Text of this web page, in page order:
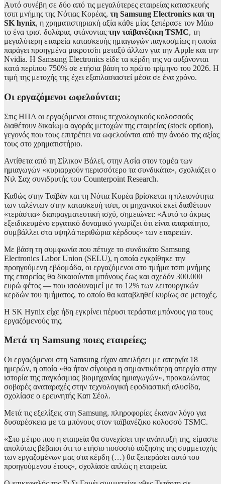
Αυτό συνέβη σε δύο από τις μεγαλύτερες εταιρείας κατασκευής
τσιπ μνήμης της Νότιας Κορέας, τη Samsung Electronics και τη
SK hynix, η χρηματιστηριακή αξία κάθε μίας ξεπέρασε τον Μάιο
το ένα τρισ. δολάρια, φτάνοντας την ταϊβανέζικη TSMC, τη
μεγαλύτερη εταιρεία κατασκευής ημιαγωγών παγκοσμίως η οποία
παράγει προηγμένα μικροτσίπ μεταξύ άλλων για την Apple και την
Nvidia. Η Samsung Electronics είδε τα κέρδη της να αυξάνονται
κατά περίπου 750% σε ετήσια βάση το πρώτο τρίμηνο του 2026. Η
τιμή της μετοχής της έχει εξαπλασιαστεί μέσα σε ένα χρόνο.
Οι εργαζόμενοι ωφελούνται;
Στις ΗΠΑ οι εργαζόμενοι στους τεχνολογικούς κολοσσούς
διαθέτουν δικαίωμα αγοράς μετοχών της εταιρείας (stock option),
γεγονός που τους επιτρέπει να ωφελούνται από την άνοδο της αξίας
τους στο χρηματιστήριο.
Αντίθετα από τη Σίλικον Βάλεϊ, στην Ασία στον τομέα των
ημιαγωγών «κυριαρχούν περισσότερο τα συνδικάτα», σχολιάζει ο
Νιλ Σαχ συνιδρυτής του Counterpoint Research.
Καθώς στην Ταϊβάν και τη Νότια Κορέα βρίσκεται η πλειονότητα
των ταλέντων στην κατασκευή τσιπ, οι μηχανικοί εκεί διαθέτουν
«τεράστια» διαπραγματευτική ισχύ, σημειώνει: «Αυτό το άκρως
εξειδικευμένο εργατικό δυναμικό γνωρίζει ότι είναι απαραίτητο,
συμβάλλει στα υψηλά περιθώρια κέρδους» των εταιρειών.
Με βάση τη συμφωνία που πέτυχε το συνδικάτο Samsung
Electronics Labor Union (SELU), η οποία εγκρίθηκε την
προηγούμενη εβδομάδα, οι εργαζόμενοι στο τμήμα τσιπ μνήμης
της εταιρείας θα δικαιούνται μπόνους έως και σχεδόν 300.000
ευρώ φέτος — που ισοδυναμεί με το 12% των λειτουργικών
κερδών του τμήματος, το οποίο θα καταβληθεί κυρίως σε μετοχές.
Η SK Hynix είχε ήδη εγκρίνει πέρυσι τεράστια μπόνους για τους
εργαζόμενούς της.
Μετά τη Samsung ποιες εταιρείες;
Οι εργαζόμενοι στη Samsung είχαν απειλήσει με απεργία 18
ημερών, η οποία «θα ήταν σίγουρα η σημαντικότερη απεργία στην
ιστορία της παγκόσμιας βιομηχανίας ημιαγωγών», προκαλώντας
σοβαρές αναταραχές στην τεχνολογική εφοδιαστική αλυσίδα,
σχολίασε ο ερευνητής Καπ Σέολ.
Μετά τις εξελίξεις στη Samsung, πληροφορίες έκαναν λόγο για
δυσαρέσκεια με τα μπόνους στον ταϊβανέζικο κολοσσό TSMC.
«Στο μέτρο που η εταιρεία θα συνεχίσει την ανάπτυξή της, είμαστε
απολύτως βέβαιοι ότι το ετήσιο ποσοστό αύξησης της συμμετοχής
των εργαζομένων μας στα κέρδη (…) θα ξεπεράσει αυτό του
προηγούμενου έτους», σχολίασε απλώς η εταιρεία.